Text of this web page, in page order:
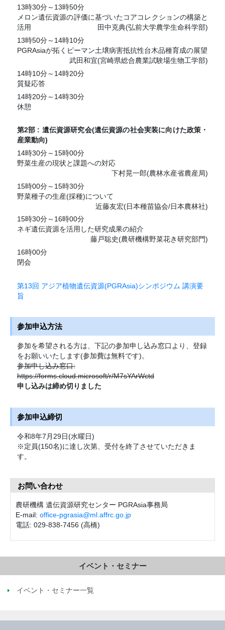
13時30分～13時50分
メロン遺伝資源の評価に基づいたコアコレクションの構築と
活用
田中克典(弘前大学農学生命科学部)
13時50分～14時10分
PGRAsiaが拓くピーマン土壌病害抵抗性台木品種育成の展望
武田和宜(宮崎県総合農業試験場生物工学部)
14時10分～14時20分
質疑応答
14時20分～14時30分
休憩
第2部 : 遺伝資源研究会(遺伝資源の社会実装に向けた政策・
産業動向)
14時30分～15時00分
野菜生産の現状と課題への対応
下村晃一郎(農林水産省農産局)
15時00分～15時30分
野菜種子の生産(採種)について
近藤友宏(日本種苗協会/日本農林社)
15時30分～16時00分
ネギ遺伝資源を活用した研究成果の紹介
藤戸聡史(農研機構野菜花き研究部門)
16時00分
閉会
第13回 アジア植物遺伝資源(PGRAsia)シンポジウム 講演要
旨
参加申込方法
参加を希望される方は、下記の参加申し込み窓口より、登録
をお願いいたします(参加費は無料です)。
参加申し込み窓口:
https://forms.cloud.microsoft/r/M7sYArWctd
申し込みは締め切りました
参加申込締切
令和8年7月29日(水曜日)
※定員(150名)に達し次第、受付を終了させていただきま
す。
お問い合わせ
農研機構 遺伝資源研究センター PGRAsia事務局
E-mail: office-pgrasia@ml.affrc.go.jp
電話: 029-838-7456 (高橋)
イベント・セミナー
イベント・セミナー一覧